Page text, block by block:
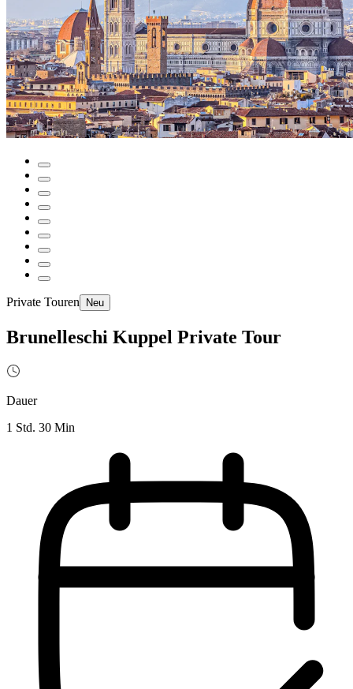
Private Touren Neu
Brunelleschi Kuppel Private Tour
Dauer
1 Std. 30 Min